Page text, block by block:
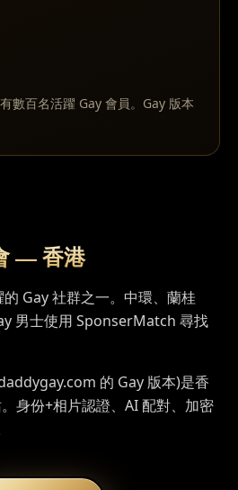
數百名活躍 Gay 會員。Gay 版本
—香港
Gay 社群之一。中環、蘭桂
男士使用 SponserMatch 尋找
的 Gay 版本)是香
身份+相片認證、AI 配對、加密